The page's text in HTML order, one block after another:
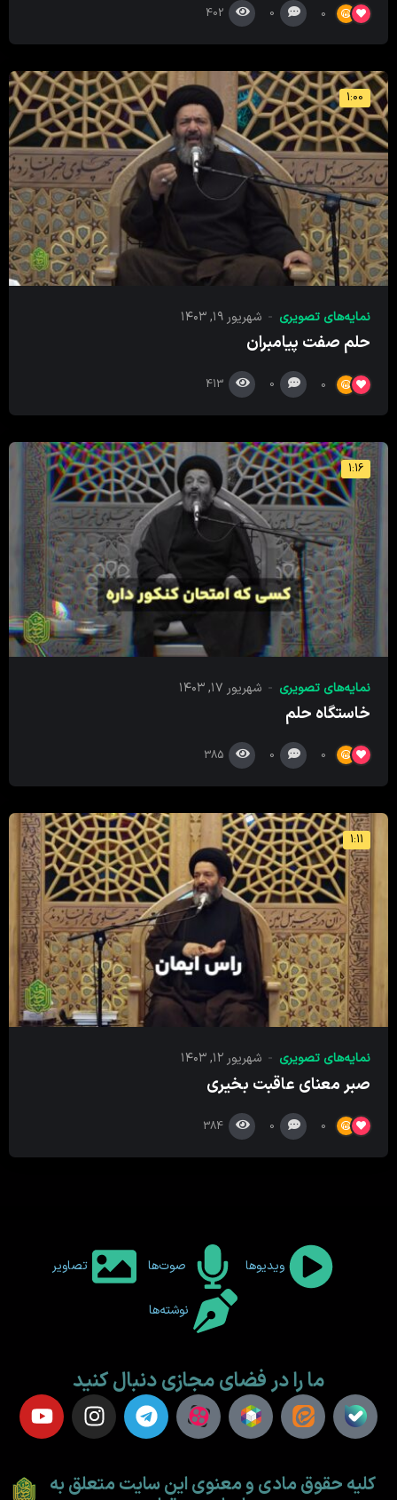
0
0
402
1:00
نمایه‌های تصویری شهریور ۱۹, ۱۴۰۳
حلم صفت پیامبران
0
0
413
1:16
نمایه‌های تصویری شهریور ۱۷, ۱۴۰۳
خاستگاه حلم
0
0
385
1:11
نمایه‌های تصویری شهریور ۱۲, ۱۴۰۳
صبر معنای عاقبت بخیری
0
0
384
ویدیوها صوت‌ها تصاویر
نوشته‌ها
ما را در فضای مجازی دنبال کنید
کلیه حقوق مادی و معنوی این سایت متعلق به